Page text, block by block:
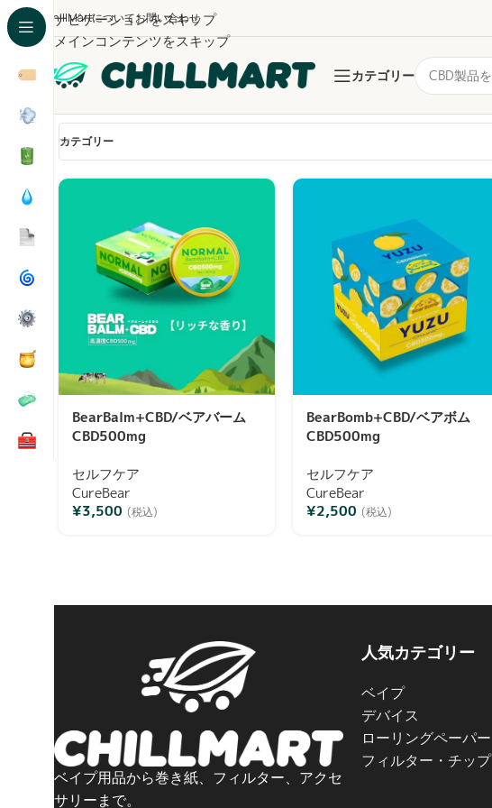
ナビゲーションをスキップ
メインコンテンツをスキップ
ChillMartについてお問い合わせ
カテゴリー
カテゴリー
BearBalm+CBD/ベアバーム
CBD500mg
セルフケア
CureBear
¥3,500 (税込)
BearBomb+CBD/ベアボム
CBD500mg
セルフケア
CureBear
¥2,500 (税込)
ベイプ用品から巻き紙、フィルター、アクセ
サリーまで。
人気カテゴリー
ベイプ
デバイス
ローリングペーパー
フィルター・チップ